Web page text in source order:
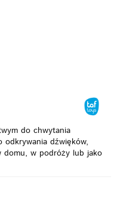
do chwytania
odkrywania dźwięków,
w podróży lub jako